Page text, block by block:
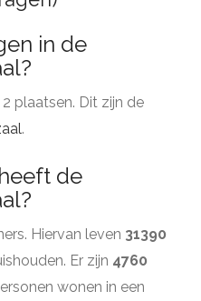
in de
plaatsen. Dit zijn de
.
de
Hiervan leven 31390
Er zijn 4760
wonen in een